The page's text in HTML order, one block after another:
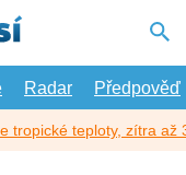
Radar Předpověď
tropické teploty, zítra až